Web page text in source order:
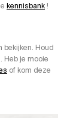
kennisbank !
bekijken. Houd
Heb je mooie
of kom deze